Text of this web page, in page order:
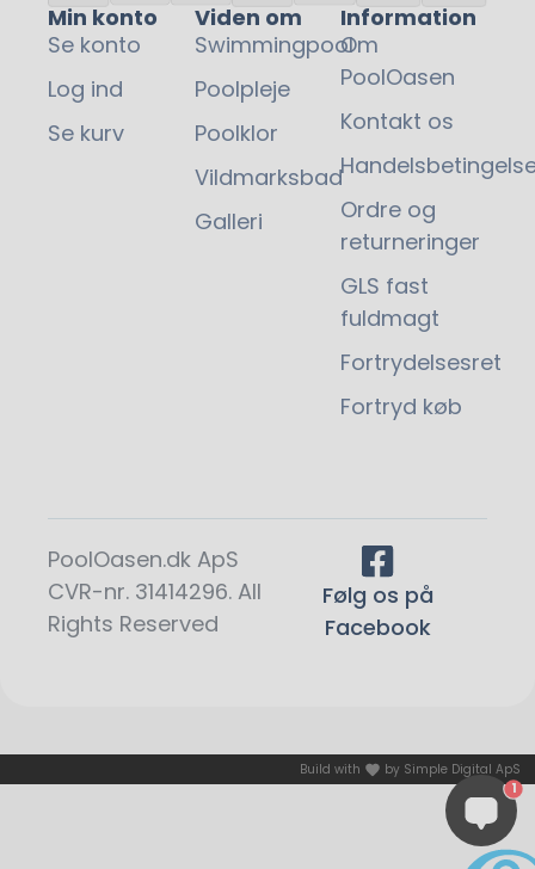
Min konto
Se konto
Log ind
Se kurv
Viden om
Swimmingpool
Poolpleje
Poolklor
Vildmarksbad
Galleri
Information
Om
PoolOasen
Kontakt os
Ordre og
returneringer
GLS fast
fuldmagt
Fortrydelsesret
Fortryd køb
PoolOasen.dk ApS
CVR-nr. 31414296. All
Rights Reserved
Følg os på
Facebook
Build with by Simple Digital ApS
1